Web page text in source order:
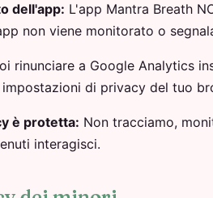
dell'app: L'app Mantra Breath
non viene monitorato o
rinunciare a Google Analytics
di privacy del tuo
è protetta: Non tracciamo,
interagisci.